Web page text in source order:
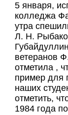
5 января,
колледжа
утра
Л. Н.
ветеранов
отметила ,
пример для
наших
отметить,
1984 года